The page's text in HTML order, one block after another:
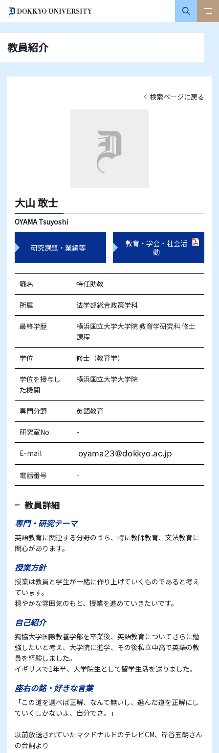
教員紹介
検索ページに戻る
大山 敢士
OYAMA Tsuyoshi
研究課題・業績等
教育・学会・社会活
動
職名 特任助教
所属 法学部総合政策学科
最終学歴
横浜国立大学大学院 教育学研究科 修士
課程
学位 修士（教育学）
学位を授与し
た機関
横浜国立大学大学院
専門分野 英語教育
研究室No. -
E-mail
電話番号 -
教員詳細
専門・研究テーマ
英語教育に関連する分野のうち、特に教師教育、文法教育に
関心があります。
授業方針
授業は教員と学生が一緒に作り上げていくものであると考え
ています。
穏やかな雰囲気のもと、授業を進めていきたいです。
自己紹介
獨協大学国際教養学部を卒業後、英語教育についてさらに勉
強したいと考え、大学院に進学、その後私立中高で英語の教
員を経験しました。
イギリスで1年半、大学院生として留学生活を送りました。
座右の銘・好きな言葉
「この道を選べば正解、なんて無いし、選んだ道を正解にし
ていくしかないよ、自分でさ。」
以前放送されていたマクドナルドのテレビCM、岸谷五朗さん
の台詞より